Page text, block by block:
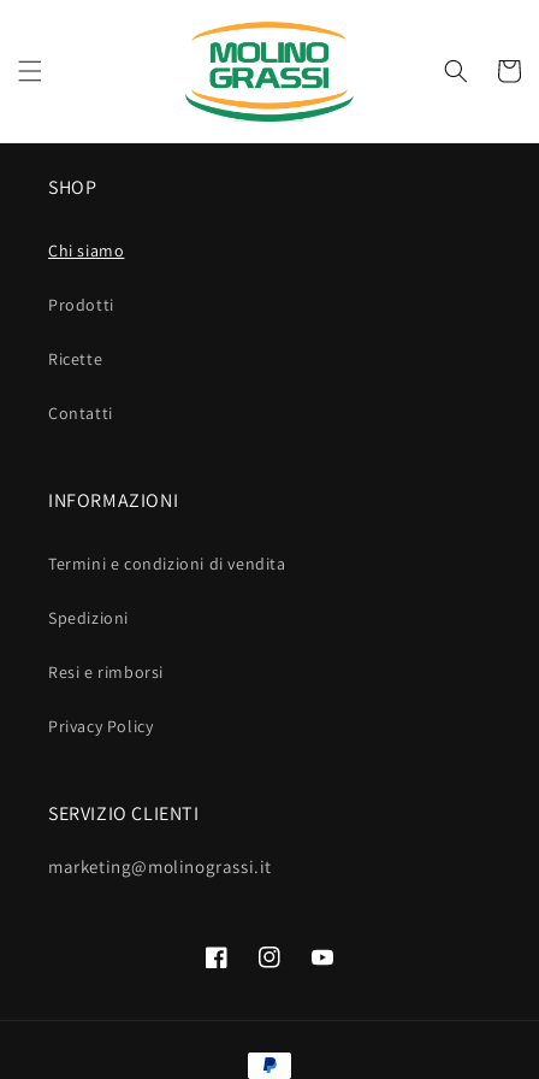
Carrello
SHOP
Chi siamo
Prodotti
Ricette
Contatti
INFORMAZIONI
Termini e condizioni di vendita
Spedizioni
Resi e rimborsi
Privacy Policy
SERVIZIO CLIENTI
marketing@molinograssi.it
FacebookInstagramYouTube
Metodi